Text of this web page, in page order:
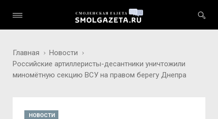
Главная
Новости
Российские артиллеристы-десантники уничтожили
миномётную секцию ВСУ на правом берегу Днепра
НОВОСТИ